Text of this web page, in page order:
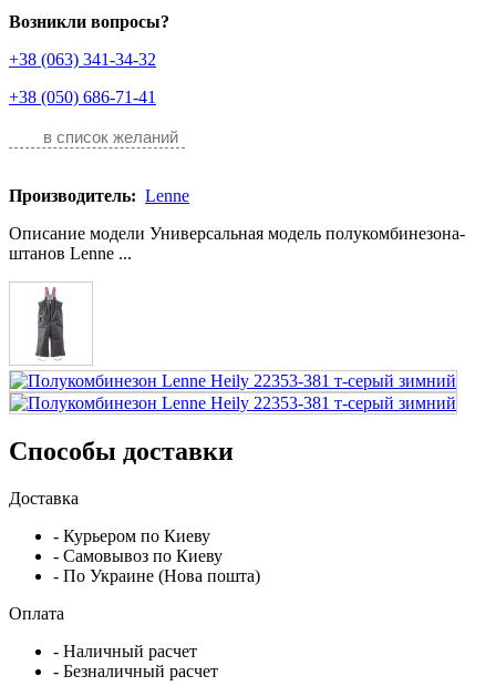
Возникли вопросы?
+38 (063) 341-34-32
+38 (050) 686-71-41
в список желаний
Производитель: Lenne
Описание модели Универсальная модель полукомбинезона-
штанов Lenne ...
Способы доставки
Доставка
- Курьером по Киеву
- Самовывоз по Киеву
- По Украине (Нова пошта)
Оплата
- Наличный расчет
- Безналичный расчет